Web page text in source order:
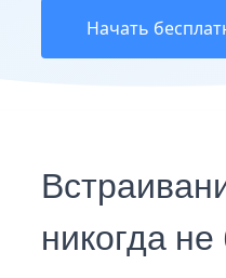
Начать
никогда